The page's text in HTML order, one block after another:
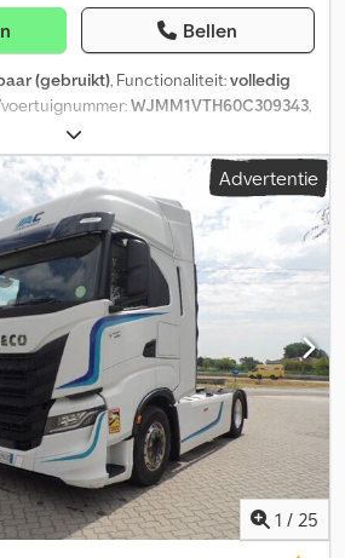
Bellen
(gebruikt), Functionaliteit:volledig
WJMM1VTH60C309343,
, eerste registratie:
7.789 kg, asconfiguratie:4x2,
slaapcabine , ophanging:lucht,
ABS, airbag, airconditioning, centrale
niet-rokersvoertuig
, Te koop
Stralis 460 Hi-Way met een
pk. Het betreft een trekker uit het
die regelmatig in gebruik is en
up-to-date is. Technische staat: Het
alle reparaties en
tijdig uitgevoerd. De motor met een
combinatie met de ruime Hi-Way-cabine,
prestaties en een hoog comfort tijdens
835.500 km. Uitrusting: –
– Hi-Way-cabine met comfortabel
– Digitale tachograaf –
Dcsdpozrv D Hefx Ambjk –
Advertentie
1 / 25